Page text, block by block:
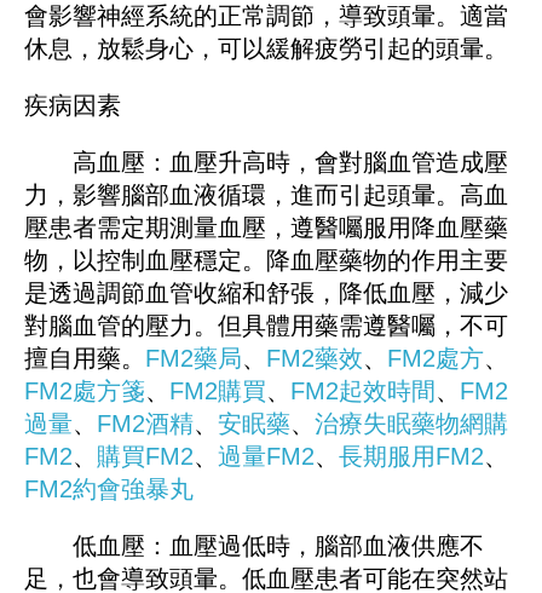
會影響神經系統的正常調節，導致頭暈。適當
休息，放鬆身心，可以緩解疲勞引起的頭暈。
疾病因素
高血壓：血壓升高時，會對腦血管造成壓
力，影響腦部血液循環，進而引起頭暈。高血
壓患者需定期測量血壓，遵醫囑服用降血壓藥
物，以控制血壓穩定。降血壓藥物的作用主要
是透過調節血管收縮和舒張，降低血壓，減少
對腦血管的壓力。但具體用藥需遵醫囑，不可
擅自用藥。 FM2藥局、 FM2藥效、 FM2處方、
FM2處方箋、 FM2購買、 FM2起效時間、 FM2
過量、 FM2酒精、 安眠藥、 治療失眠藥物網購
FM2、 購買FM2、 過量FM2、 長期服用FM2、
FM2約會強暴丸
低血壓：血壓過低時，腦部血液供應不
足，也會導致頭暈。低血壓患者可能在突然站